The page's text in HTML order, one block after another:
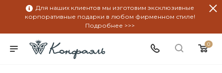
Для наших клиентов мы изготовим эксклюзивные
корпоративные подарки в любом фирменном стиле!
Подробнее >>>
0